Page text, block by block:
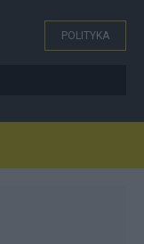
POLITYKA